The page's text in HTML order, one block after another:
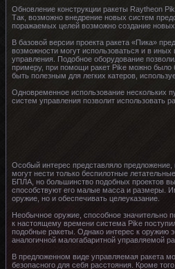
Обновление конструкции ракеты Raytheon
Так, возможно внедрение новых систем
поражаемых целей возможно создание
В базовой версии проекта ракета «Пика»
возможности могут использоваться и в
управления. Подобное оборудование
примеру, при помощи ракет Pike можно было
быть полезным для легких катеров,
Одновременное использование нескольких
систем управления позволит использовать
Особый интерес представляло
могут нести только беспилотные
БПЛА, но большинство подобных проектов
способствуют его малые масса и размеры.
оружие, но и обеспечивать целеуказание.
Необычное оружие, способное значительно
к настоящему времени система Pike
подобные ракеты. Однако интерес к оружию
аналогичной малогабаритной управляемой
В предложенном виде управляемая ракета
безопасного для себя расстояния. Кроме